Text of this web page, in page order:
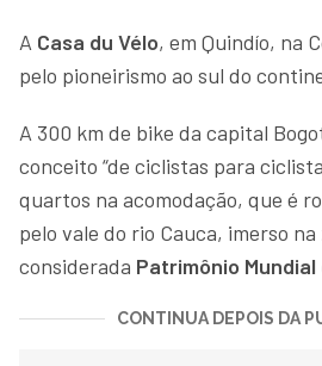
A Casa du Vélo, em Quindío, na
pelo pioneirismo ao sul do
A 300 km de bike da capital
conceito “de ciclistas para
quartos na acomodação, que é
pelo vale do rio Cauca, imerso
considerada Patrimônio Mundial
CONTINUA DEPOIS DA